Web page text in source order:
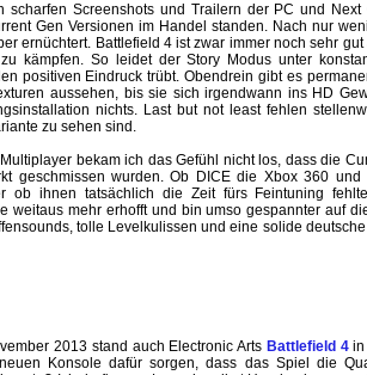
scharfen Screenshots und Trailern der PC und Next
Gen Versionen im Handel standen. Nach nur
ernüchtert. Battlefield 4 ist zwar immer noch sehr gut
kämpfen. So leidet der Story Modus unter
positiven Eindruck trübt. Obendrein gibt es
aussehen, bis sie sich irgendwann ins HD
nichts. Last but not least fehlen
zu sehen sind.
bekam ich das Gefühl nicht los, dass die
geschmissen wurden. Ob DICE die Xbox 360 und
ob ihnen tatsächlich die Zeit fürs Feintuning
weitaus mehr erhofft und bin umso gespannter auf
tolle Levelkulissen und eine solide
2013 stand auch Electronic Arts Battlefield 4in
Konsole dafür sorgen, dass das Spiel die